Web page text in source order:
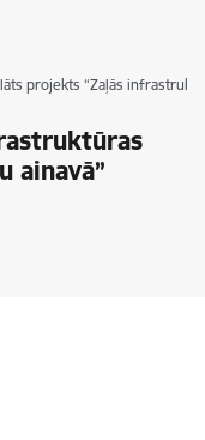
projekts “Zaļās
ainavā”